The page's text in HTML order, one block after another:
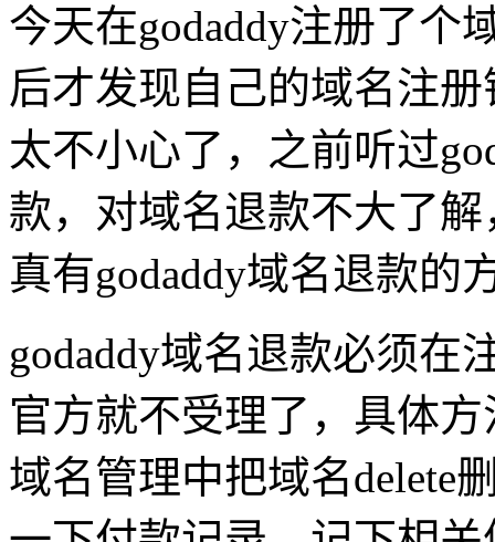
今天在godaddy注册了个
后才发现自己的域名注
太不小心了，之前听过
款，对域名退款不大了
真有godaddy域名退款的
godaddy域名退款必须在
官方就不受理了，具体
域名管理中把域名delete